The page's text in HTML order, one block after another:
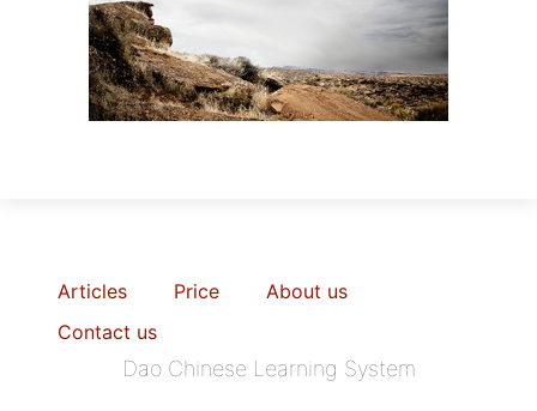
Articles Price
About us
Contact us
Dao Chinese Learning System